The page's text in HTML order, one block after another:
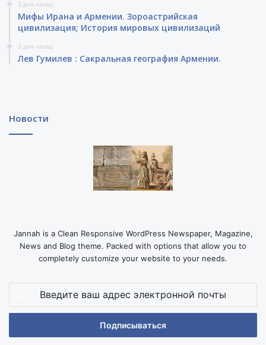
3 дня назад
Мифы Ирана и Армении. Зороастрийская
цивилизация; История мировых цивилизаций
3 дня назад
Лев Гумилев : Сакральная география Армении.
Новости
Jannah is a Clean Responsive WordPress Newspaper, Magazine,
News and Blog theme. Packed with options that allow you to
completely customize your website to your needs.
адрес
почты